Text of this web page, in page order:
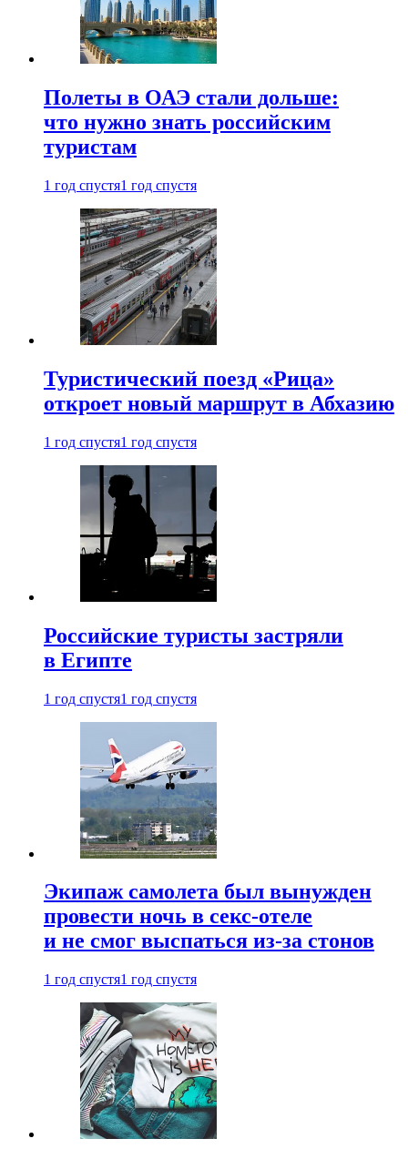
Полеты в ОАЭ стали дольше:
что нужно знать российским
туристам
1 год спустя1 год спустя
Туристический поезд «Рица»
откроет новый маршрут в Абхазию
1 год спустя1 год спустя
Российские туристы застряли
в Египте
1 год спустя1 год спустя
Экипаж самолета был вынужден
провести ночь в секс-отеле
и не смог выспаться из-за стонов
1 год спустя1 год спустя